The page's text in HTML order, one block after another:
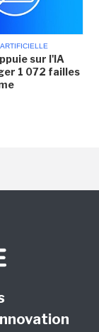
sur l'IA
1 072 failles